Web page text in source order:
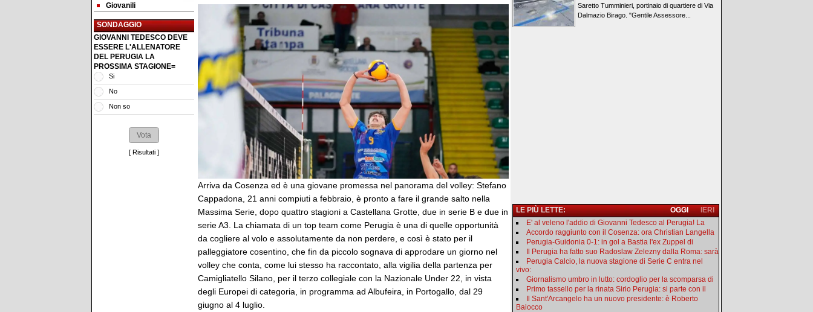
Giovanili
SONDAGGIO
GIOVANNI TEDESCO DEVE
ESSERE L'ALLENATORE
DEL PERUGIA LA
PROSSIMA STAGIONE=
Si
No
Non so
[ Risultati ]
Arriva da Cosenza ed è una giovane promessa nel panorama del volley: Stefano
Cappadona, 21 anni compiuti a febbraio, è pronto a fare il grande salto nella
Massima Serie, dopo quattro stagioni a Castellana Grotte, due in serie B e due in
serie A3. La chiamata di un top team come Perugia è una di quelle opportunità
da cogliere al volo e assolutamente da non perdere, e così è stato per il
palleggiatore cosentino, che fin da piccolo sognava di approdare un giorno nel
volley che conta, come lui stesso ha raccontato, alla vigilia della partenza per
Camigliatello Silano, per il terzo collegiale con la Nazionale Under 22, in vista
degli Europei di categoria, in programma ad Albufeira, in Portogallo, dal 29
giugno al 4 luglio.
Saretto Tumminieri, portinaio di quartiere di Via
Dalmazio Birago. "Gentile Assessore...
LE PIÙ LETTE: IERI
OGGI
E' al veleno l'addio di Giovanni Tedesco al Perugia! La
Accordo raggiunto con il Cosenza: ora Christian Langella
Perugia-Guidonia 0-1: in gol a Bastia l'ex Zuppel di
Il Perugia ha fatto suo Radoslaw Zelezny dalla Roma: sarà
Perugia Calcio, la nuova stagione di Serie C entra nel
vivo:
Giornalismo umbro in lutto: cordoglio per la scomparsa di
Primo tassello per la rinata Sirio Perugia: si parte con il
Il Sant'Arcangelo ha un nuovo presidente: è Roberto
Baiocco